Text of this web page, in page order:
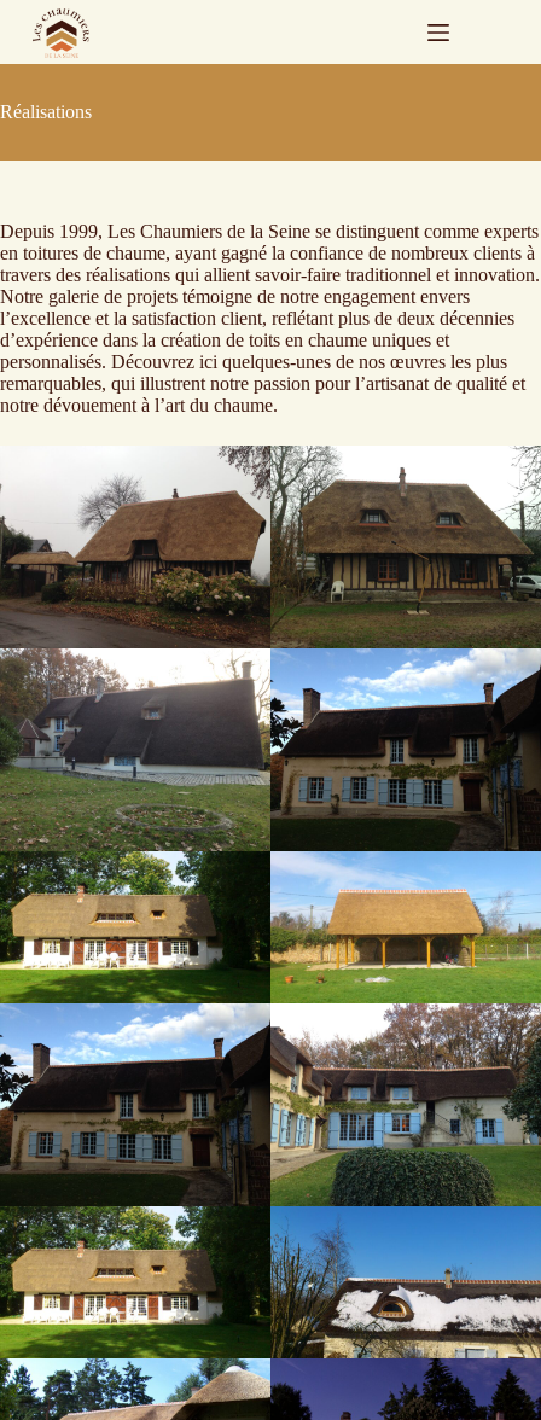
contenu
Réalisations
Depuis 1999, Les Chaumiers de la Seine se distinguent comme experts
en toitures de chaume, ayant gagné la confiance de nombreux clients à
travers des réalisations qui allient savoir-faire traditionnel et innovation.
Notre galerie de projets témoigne de notre engagement envers
l’excellence et la satisfaction client, reflétant plus de deux décennies
d’expérience dans la création de toits en chaume uniques et
personnalisés. Découvrez ici quelques-unes de nos œuvres les plus
remarquables, qui illustrent notre passion pour l’artisanat de qualité et
notre dévouement à l’art du chaume.